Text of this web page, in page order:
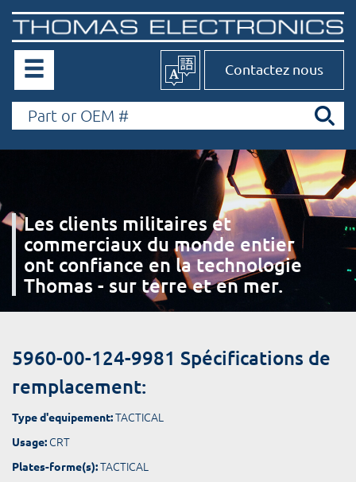
Contactez nous
Les clients militaires et
commerciaux du monde entier
ont confiance en la technologie
Thomas - sur terre et en mer.
5960-00-124-9981 Spécifications de
remplacement:
Type d'equipement:TACTICAL
Usage: CRT
Plates-forme(s):TACTICAL